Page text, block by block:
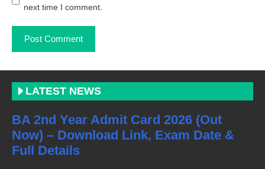
next time I comment.
LATEST NEWS
BA 2nd Year Admit Card 2026 (Out
Now) – Download Link, Exam Date &
Full Details